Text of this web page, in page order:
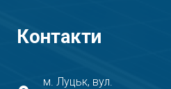
Контакти
м. Луцьк, вул.